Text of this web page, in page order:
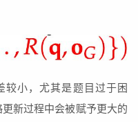
较小，尤其是题目过于困
新过程中会被赋予更大的